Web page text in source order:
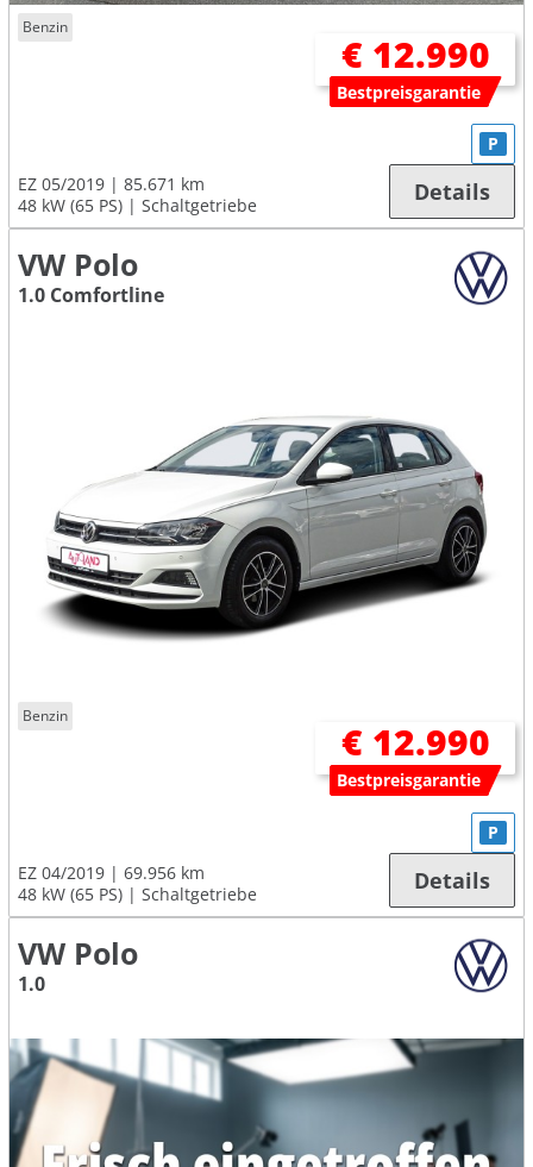
Benzin
€ 12.990
Bestpreisgarantie
EZ 05/2019
85.671 km
48 kW (65 PS)
Schaltgetriebe
P
Details
VW Polo
1.0 Comfortline
Benzin
€ 12.990
Bestpreisgarantie
EZ 04/2019
69.956 km
48 kW (65 PS)
Schaltgetriebe
P
Details
VW Polo
1.0